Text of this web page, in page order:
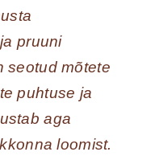
pruuni
seotud mõtete
puhtuse ja
aga
loomist.